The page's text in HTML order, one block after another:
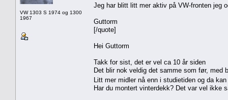
VW 1303 S 1974 og 1300
1967
Jeg har blitt litt mer aktiv på VW-fronten jeg
Guttorm
[/quote]
Hei Guttorm
Takk for sist, det er vel ca 10 år siden
Det blir nok veldig det samme som før, med
Litt mer midler nå enn i studietiden og da
Har du montert vinterdekk? Det var vel ikke